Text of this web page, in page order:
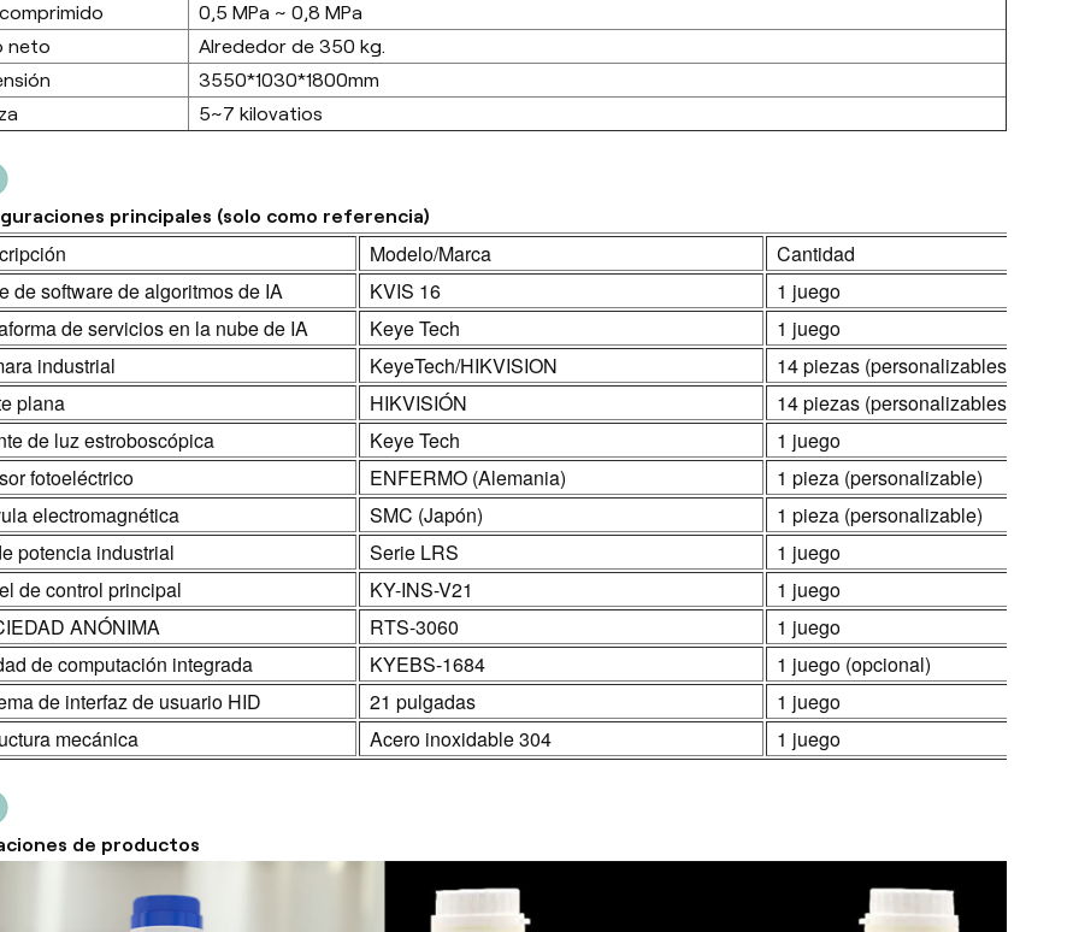
0,5 MPa ~ 0,8 MPa
neto
Alrededor de 350 kg.
3550*1030*1800mm
5~7 kilovatios
principales (solo como referencia)
Modelo/Marca
Cantidad
de software de algoritmos de IA
KVIS 16
1 juego
de servicios en la nube de IA
Keye Tech
1 juego
industrial
KeyeTech/HIKVISION
14 piezas (personalizables)
plana
HIKVISIÓN
14 piezas (personalizables)
de luz estroboscópica
Keye Tech
1 juego
fotoeléctrico
ENFERMO (Alemania)
1 pieza (personalizable)
electromagnética
SMC (Japón)
1 pieza (personalizable)
potencia industrial
Serie LRS
1 juego
de control principal
KY-INS-V21
1 juego
ANÓNIMA
RTS-3060
1 juego
de computación integrada
KYEBS-1684
1 juego (opcional)
de interfaz de usuario HID
21 pulgadas
1 juego
mecánica
Acero inoxidable 304 1 juego
de productos